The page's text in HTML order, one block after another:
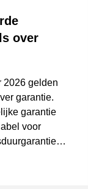
over
2026 gelden
garantie.
garantie
voor